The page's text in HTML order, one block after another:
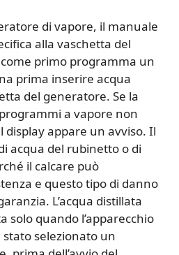
di vapore, il manuale
alla vaschetta del
primo programma un
prima inserire acqua
del generatore. Se la
a vapore non
display appare un avviso. Il
acqua del rubinetto o di
il calcare può
e questo tipo di danno
L’acqua distillata
solo quando l’apparecchio
stato selezionato un